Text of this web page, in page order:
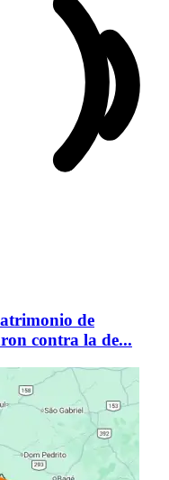
de
contra la de...